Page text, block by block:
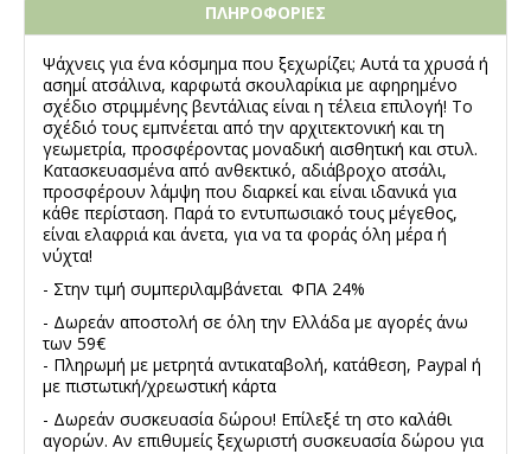
ΠΛΗΡΟΦΟΡΙΕΣ
Ψάχνεις για ένα κόσμημα που ξεχωρίζει; Αυτά τα χρυσά ή
ασημί ατσάλινα, καρφωτά σκουλαρίκια με αφηρημένο
σχέδιο στριμμένης βεντάλιας είναι η τέλεια επιλογή! Το
σχέδιό τους εμπνέεται από την αρχιτεκτονική και τη
γεωμετρία, προσφέροντας μοναδική αισθητική και στυλ.
Κατασκευασμένα από ανθεκτικό, αδιάβροχο ατσάλι,
προσφέρουν λάμψη που διαρκεί και είναι ιδανικά για
κάθε περίσταση. Παρά το εντυπωσιακό τους μέγεθος,
είναι ελαφριά και άνετα, για να τα φοράς όλη μέρα ή
νύχτα!
- Στην τιμή συμπεριλαμβάνεται ΦΠΑ 24%
- Δωρεάν αποστολή σε όλη την Ελλάδα με αγορές άνω
των 59€
- Πληρωμή με μετρητά αντικαταβολή, κατάθεση, Paypal ή
με πιστωτική/χρεωστική κάρτα
- Δωρεάν συσκευασία δώρου! Επίλεξέ τη στο καλάθι
αγορών. Αν επιθυμείς ξεχωριστή συσκευασία δώρου για